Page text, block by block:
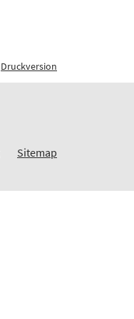
Druckversion
Sitemap